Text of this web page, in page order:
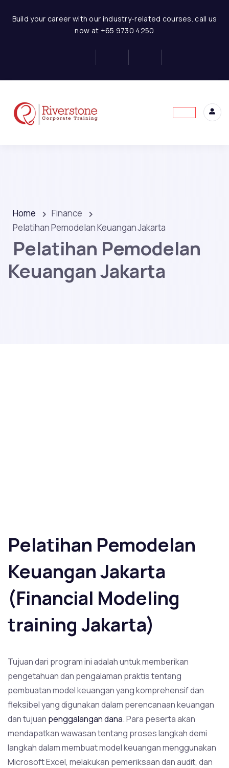
Build your career with our industry-related courses. call us
now at +65 9730 4250
Home
Finance
Pelatihan Pemodelan Keuangan Jakarta
Pelatihan Pemodelan
Keuangan Jakarta
Pelatihan Pemodelan
Keuangan Jakarta
(Financial Modeling
training Jakarta)
Tujuan dari program ini adalah untuk memberikan
pengetahuan dan pengalaman praktis tentang
pembuatan model keuangan yang komprehensif dan
fleksibel yang digunakan dalam perencanaan keuangan
dan tujuan penggalangan dana. Para peserta akan
mendapatkan wawasan tentang proses langkah demi
langkah dalam membuat model keuangan menggunakan
Microsoft Excel, melakukan pemeriksaan dan audit, dan